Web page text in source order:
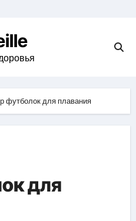
футболок для плавания
для